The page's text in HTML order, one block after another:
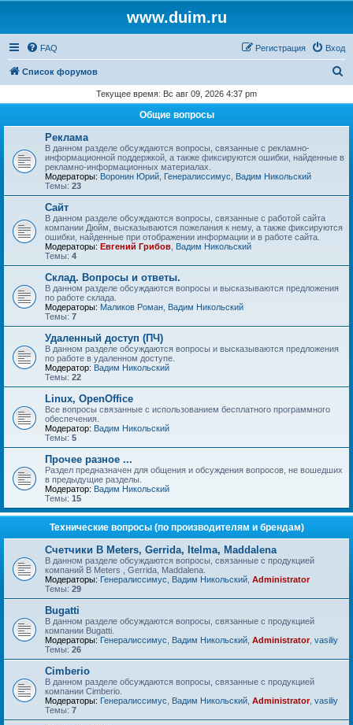
www.duim.ru
FAQ Вход
Регистрация
Список форумов
с
Текущее время: Вс авг 09, 2026 4:37 pm
Общие вопросы
Реклама
В данном разделе обсуждаются вопросы, связанные с рекламно-
информационной поддержкой, а также фиксируются ошибки, найденные в
рекламно-информационных материалах.
Модераторы: Воронин Юрий Генералиссимус
Вадим Никольский
Темы: 23
Сайт
В данном разделе обсуждаются вопросы, связанные с работой сайта
компании Дюйм, высказываются пожелания к нему, а также фиксируются
ошибки, найденные при отображении информации и в работе сайта.
Модераторы: Евгений Грибов Вадим Никольский
Темы: 4
Склад. Вопросы и ответы.
В данном разделе обсуждаются вопросы и высказываются предложения
по работе склада.
Модераторы: Маликов Роман Вадим Никольский
Темы: 7
Удаленный доступ (ПЧ)
В данном разделе обсуждаются вопросы и высказываются предложения
по работе в удаленном доступе.
Модератор: Вадим Никольский
Темы: 22
Linux, OpenOffice
Все вопросы связанные с использованием бесплатного программного
обеспечения.
Модератор: Вадим Никольский
Темы: 5
Прочее разное ...
Раздел предназначен для общения и обсуждения вопросов, не вошедших
в предыдущие разделы.
Модератор: Вадим Никольский
Темы: 15
Технические вопросы (по производителям и брендам)
Счетчики B Meters, Gerrida, Itelma, Maddalena
В данном разделе обсуждаются вопросы, связанные с продукцией
компаний B Meters , Gerrida, Maddalena.
Модераторы: Генералиссимус Вадим Никольский Administrator
Темы: 29
Bugatti
В данном разделе обсуждаются вопросы, связанные с продукцией
компании Bugatti.
Модераторы: Генералиссимус Вадим Никольский Administrator, vasiliy
Темы: 26
Cimberio
В данном разделе обсуждаются вопросы, связанные с продукцией
компании Cimberio.
Модераторы: Генералиссимус Вадим Никольский Administrator, vasiliy
Темы: 7